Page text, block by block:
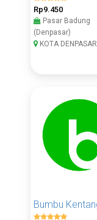
Rp9.450
Pasar Badung
(Denpasar)
KOTA DENPASAR